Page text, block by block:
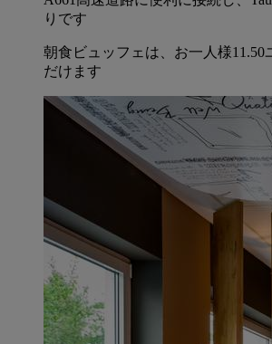
りです
朝食ビュッフェは、お一人様11.50
だけます